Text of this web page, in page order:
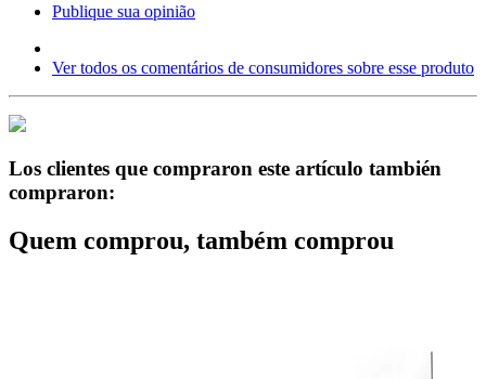
Publique sua opinião
Ver todos os comentários de consumidores sobre esse produto
Los clientes que compraron este artículo también
compraron:
Quem comprou, também comprou